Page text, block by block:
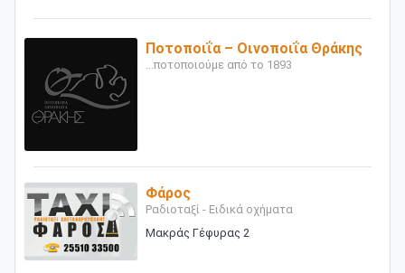
Ποτοποιΐα – Οινοποιΐα Θράκης
...ποτοποιούμε από το 1893
Φάρος
Ραδιοταξί - Ειδικά οχήματα
Μακράς Γέφυρας 2